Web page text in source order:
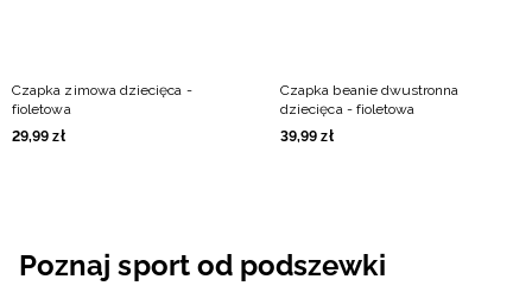
Czapka zimowa dziecięca -
fioletowa
29,99 zł
Czapka beanie dwustronna
dziecięca - fioletowa
39,99 zł
Poznaj sport od podszewki